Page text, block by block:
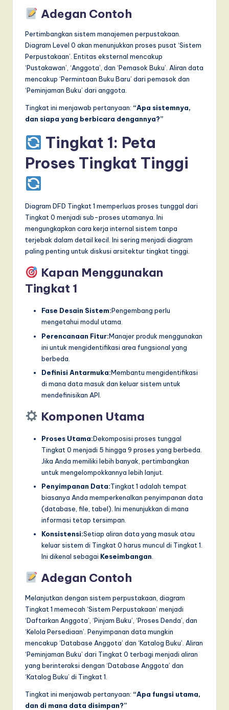
Adegan Contoh
Pertimbangkan sistem manajemen perpustakaan.
Diagram Level 0 akan menunjukkan proses pusat ‘Sistem
Perpustakaan’. Entitas eksternal mencakup
‘Pustakawan’, ‘Anggota’, dan ‘Pemasok Buku’. Aliran data
mencakup ‘Permintaan Buku Baru’ dari pemasok dan
‘Peminjaman Buku’ dari anggota.
Tingkat ini menjawab pertanyaan: “Apa sistemnya,
dan siapa yang berbicara dengannya?”
Tingkat 1: Peta
Proses Tingkat Tinggi
Diagram DFD Tingkat 1 memperluas proses tunggal dari
Tingkat 0 menjadi sub-proses utamanya. Ini
mengungkapkan cara kerja internal sistem tanpa
terjebak dalam detail kecil. Ini sering menjadi diagram
paling penting untuk diskusi arsitektur tingkat tinggi.
Kapan Menggunakan
Tingkat 1
Fase Desain Sistem:Pengembang perlu
mengetahui modul utama.
Perencanaan Fitur:Manajer produk menggunakan
ini untuk mengidentifikasi area fungsional yang
berbeda.
Definisi Antarmuka:Membantu mengidentifikasi
di mana data masuk dan keluar sistem untuk
mendefinisikan API.
Komponen Utama
Proses Utama:Dekomposisi proses tunggal
Tingkat 0 menjadi 5 hingga 9 proses yang berbeda.
Jika Anda memiliki lebih banyak, pertimbangkan
untuk mengelompokkannya lebih lanjut.
Penyimpanan Data:Tingkat 1 adalah tempat
biasanya Anda memperkenalkan penyimpanan data
(database, file, tabel). Ini menunjukkan di mana
informasi tetap tersimpan.
Konsistensi:Setiap aliran data yang masuk atau
keluar sistem di Tingkat 0 harus muncul di Tingkat 1.
Ini dikenal sebagai Keseimbangan
Adegan Contoh
Melanjutkan dengan sistem perpustakaan, diagram
Tingkat 1 memecah ‘Sistem Perpustakaan’ menjadi
‘Daftarkan Anggota’, ‘Pinjam Buku’, ‘Proses Denda’, dan
‘Kelola Persediaan’. Penyimpanan data mungkin
mencakup ‘Database Anggota’ dan ‘Katalog Buku’. Aliran
‘Peminjaman Buku’ dari Tingkat 0 terbagi menjadi aliran
yang berinteraksi dengan ‘Database Anggota’ dan
‘Katalog Buku’ di Tingkat 1.
Tingkat ini menjawab pertanyaan: “Apa fungsi utama,
dan di mana data disimpan?”